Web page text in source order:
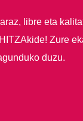
libre eta
Zure
duzu.